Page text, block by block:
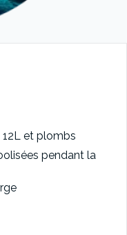
et plombs
pendant la